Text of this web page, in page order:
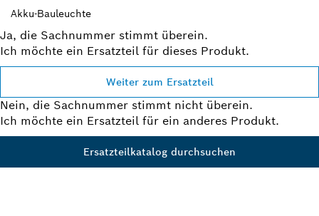
Akku-Bauleuchte
Ja, die Sachnummer stimmt überein.
Ich möchte ein Ersatzteil für dieses Produkt.
Weiter zum Ersatzteil
Nein, die Sachnummer stimmt nicht überein.
Ich möchte ein Ersatzteil für ein anderes Produkt.
Ersatzteilkatalog durchsuchen